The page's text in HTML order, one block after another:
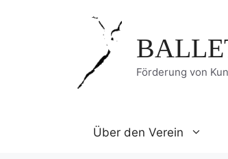
Förderung von
Über den Verein